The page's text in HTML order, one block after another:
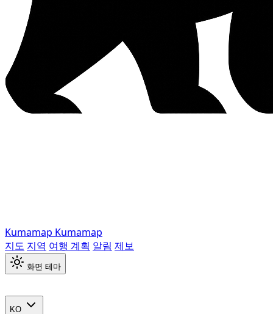
Kumamap Kumamap
지도 지역 여행 계획 알림 제보
화면 테마
KO